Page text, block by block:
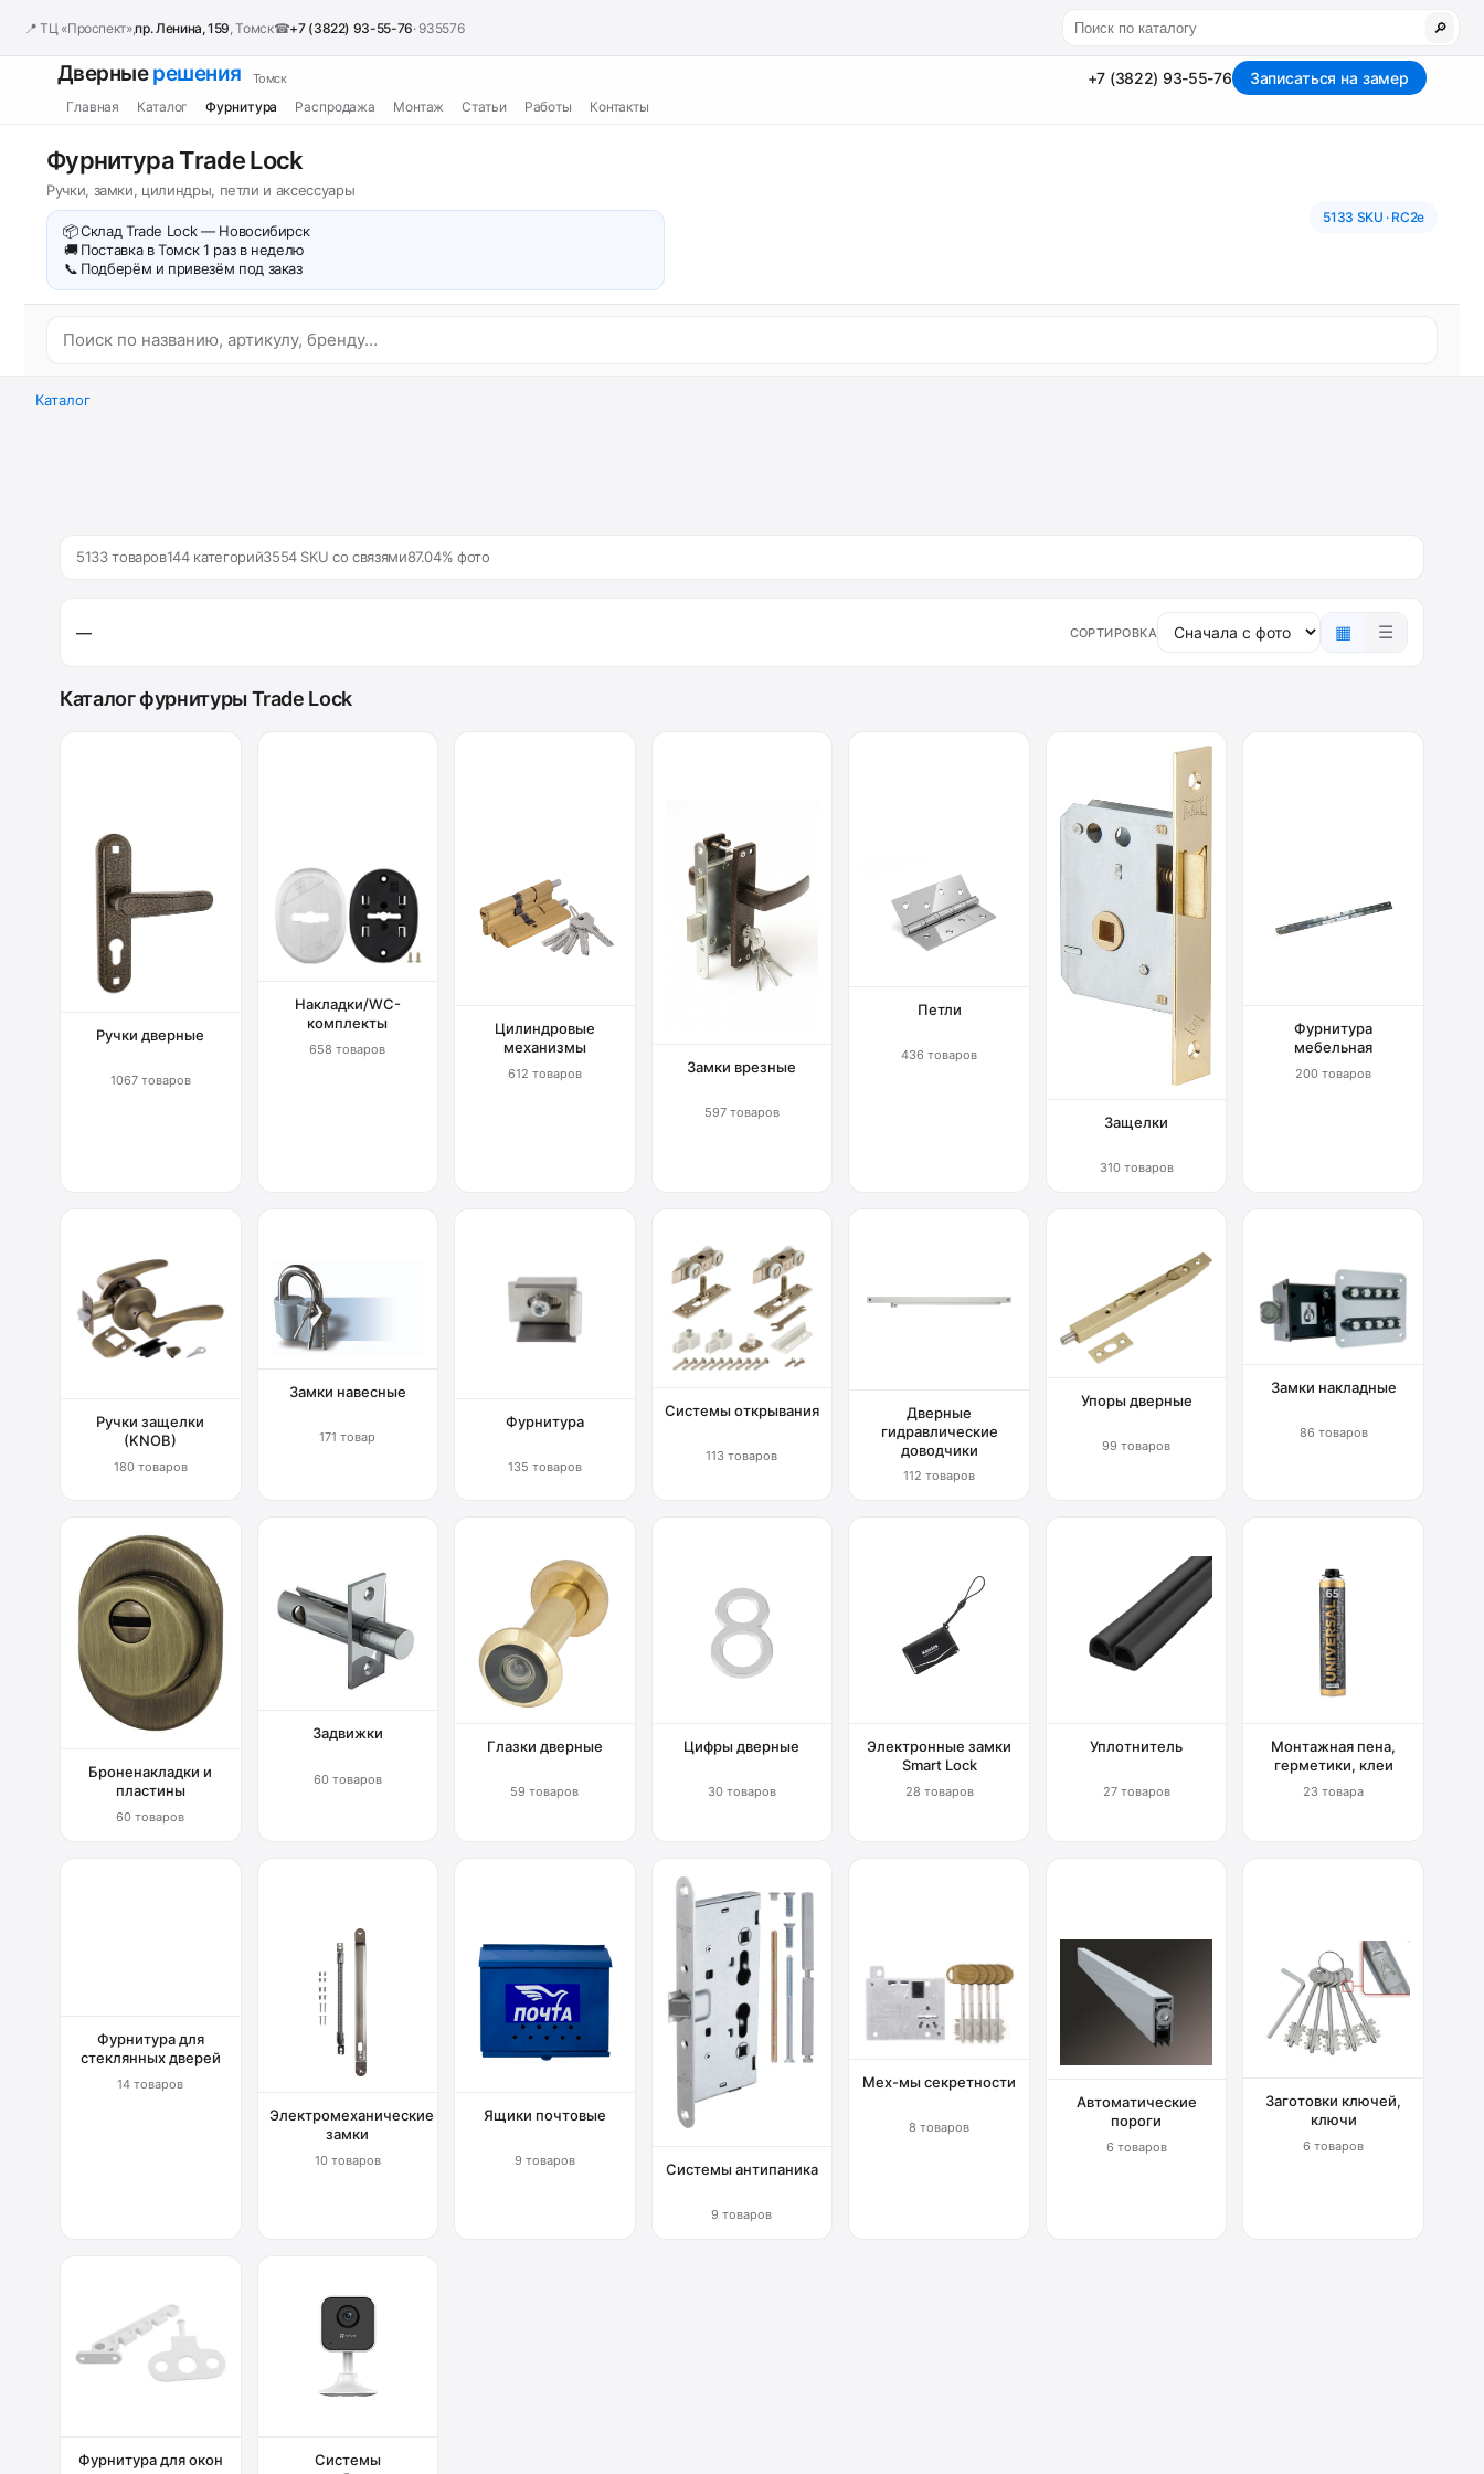
📍 ТЦ «Проспект»,пр. Ленина, 159 , Томск☎+7 (3822) 93-55-76· 935576 🔎
Дверныерешения Томск
Главная Каталог Фурнитура Распродажа Монтаж Статьи Работы Контакты
+7 (3822) 93-55-76 Записаться на замер
Фурнитура Trade Lock
Ручки, замки, цилиндры, петли и аксессуары
📦Склад Trade Lock — Новосибирск
🚚 Поставка в Томск 1 раз в неделю
📞 Подберём и привезём под заказ
5133 SKU · RC2e
Каталог
5133 товаров144 категорий3554 SKU со связями87.04% фото
— СОРТИРОВКА ▦ ☰
Каталог фурнитуры Trade Lock
Ручки дверные
1067 товаров
Накладки/WC-
комплекты
658 товаров
Цилиндровые
механизмы
612 товаров Замки врезные
597 товаров
Петли
436 товаров
Защелки
310 товаров
Фурнитура
мебельная
200 товаров
Ручки защелки
(KNOB)
180 товаров
Замки навесные
171 товар
Фурнитура
135 товаров
Системы открывания
113 товаров
Дверные
гидравлические
доводчики
112 товаров
Упоры дверные
99 товаров
Замки накладные
86 товаров
Броненакладки и
пластины
60 товаров
Задвижки
60 товаров
Глазки дверные
59 товаров
Цифры дверные
30 товаров
Электронные замки
Smart Lock
28 товаров
Уплотнитель
27 товаров
Монтажная пена,
герметики, клеи
23 товара
Фурнитура для
стеклянных дверей
14 товаров
Электромеханические
замки
10 товаров
Ящики почтовые
9 товаров Системы антипаника
9 товаров
Мех-мы секретности
8 товаров
Автоматические
пороги
6 товаров
Заготовки ключей,
ключи
6 товаров
Фурнитура для окон
Системы